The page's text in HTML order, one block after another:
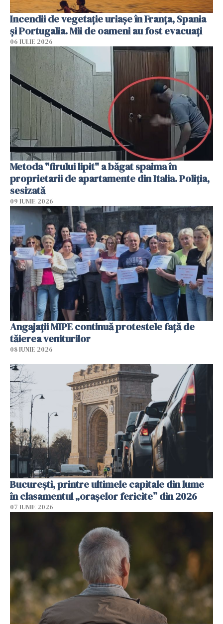
Incendii de vegetație uriașe în Franța, Spania
și Portugalia. Mii de oameni au fost evacuați
06 IULIE 2026
Metoda "firului lipit" a băgat spaima în
proprietarii de apartamente din Italia. Poliția,
sesizată
09 IUNIE 2026
Angajaţii MIPE continuă protestele faţă de
tăierea veniturilor
08 IUNIE 2026
București, printre ultimele capitale din lume
în clasamentul „orașelor fericite” din 2026
07 IUNIE 2026